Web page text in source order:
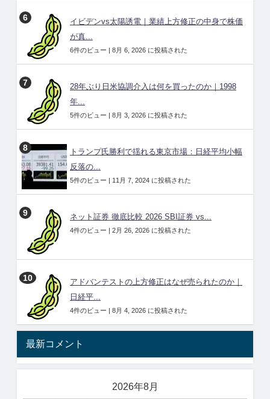
イビデンvs太陽誘電｜業績上方修正の中身で株価
が真...
6件のビュー | 8月 6, 2026 に投稿された
28年ぶり日米協調介入は何を買ったのか｜1998
年...
5件のビュー | 8月 3, 2026 に投稿された
トランプ氏勝利で揺れる東京市場：日経平均小幅
反落の...
5件のビュー | 11月 7, 2024 に投稿された
ネット証券 徹底比較 2026 SBI証券 vs...
4件のビュー | 2月 26, 2026 に投稿された
アドバンテストの上方修正はなぜ売られたのか｜
日経平...
4件のビュー | 8月 4, 2026 に投稿された
最新コメント
2026年8月